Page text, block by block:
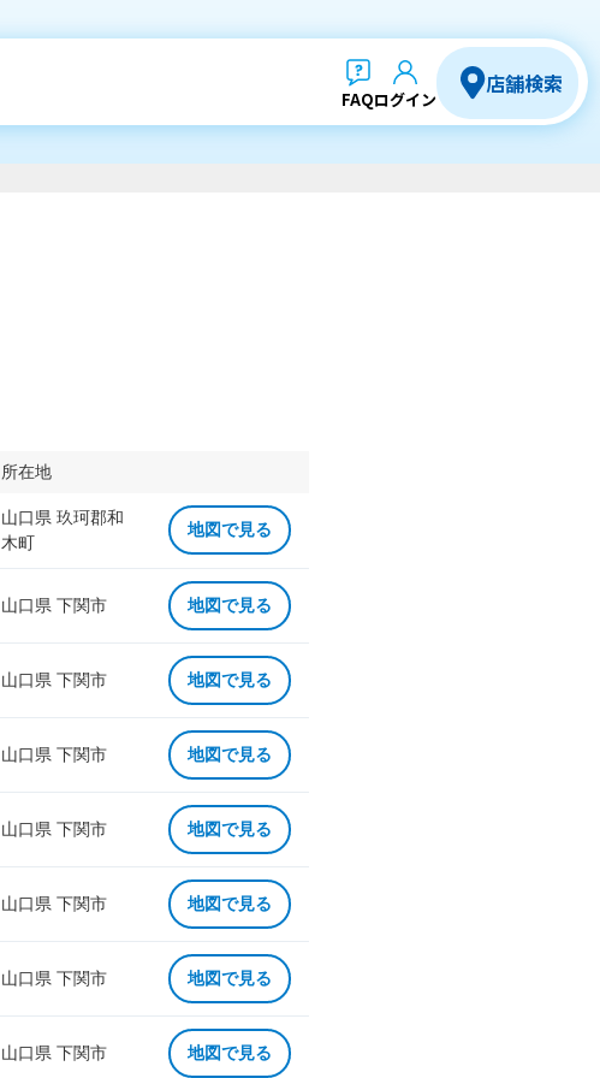
FAQログイン
店舗検索
所在地
山口県 玖珂郡和
木町
地図で見る
山口県 下関市 地図で見る
山口県 下関市 地図で見る
山口県 下関市 地図で見る
山口県 下関市 地図で見る
山口県 下関市 地図で見る
山口県 下関市 地図で見る
山口県 下関市 地図で見る